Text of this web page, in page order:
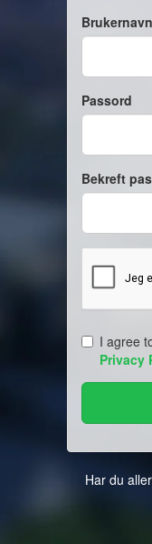
Brukernavn
Passord
Bekreft
I agree
Privacy
Har du